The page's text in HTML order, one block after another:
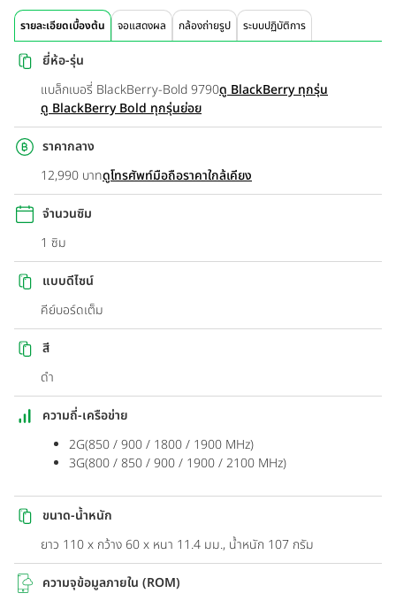
รายละเอียดเบื้องต้น จอแสดงผล กล้องถ่ายรูป ระบบปฏิบัติการ
ยี่ห้อ-รุ่น
แบล็กเบอรี่ BlackBerry-Bold 9790ดู BlackBerry ทุกรุ่น
ดู BlackBerry Bold ทุกรุ่นย่อย
ราคากลาง
12,990 บาทดูโทรศัพท์มือถือราคาใกล้เคียง
จำนวนซิม
1 ซิม
แบบดีไซน์
คีย์บอร์ดเต็ม
สี
ดำ
ความถี่-เครือข่าย
2G(850 / 900 / 1800 / 1900 MHz)
3G(800 / 850 / 900 / 1900 / 2100 MHz)
ขนาด-น้ำหนัก
ยาว 110 x กว้าง 60 x หนา 11.4 มม., น้ำหนัก 107 กรัม
ความจุข้อมูลภายใน (ROM)